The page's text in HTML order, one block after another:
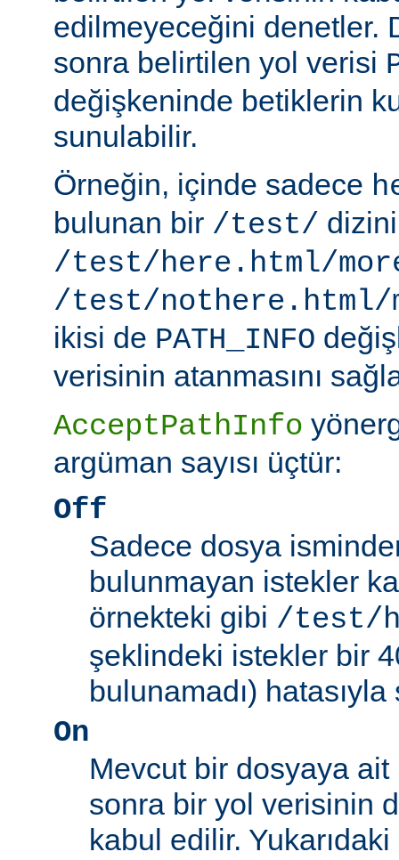
edilmeyeceğini denetler.
sonra belirtilen yol verisi
değişkeninde betiklerin
sunulabilir.
Örneğin, içinde sadece
bulunan bir /test/
/test/here.html/
/test/nothere.html/
ikisi de PATH_INFO
verisinin atanmasını
AcceptPathInfo
argüman sayısı üçtür:
Off
Sadece dosya
bulunmayan istekler
örnekteki gibi /test/
şeklindeki istekler bir
bulunamadı) hatasıyla
On
Mevcut bir dosyaya
sonra bir yol verisinin
kabul edilir.